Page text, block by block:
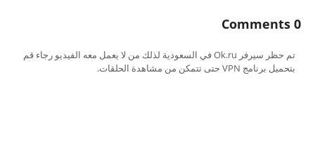
0 Comments
تم حظر سيرفر Ok.ru في السعودية لذلك من لا يعمل معه الفيديو رجاء قم
بتحميل برنامج VPN حتى تتمكن من مشاهدة الحلقات.